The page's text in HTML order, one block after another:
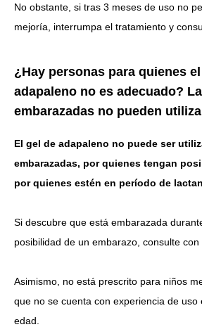
No obstante, si tras 3 meses de uso no
mejoría, interrumpa el tratamiento y
¿Hay personas para quienes
adapaleno no es adecuado?
embarazadas no pueden
El gel de adapaleno no puede ser
embarazadas, por quienes tengan
por quienes estén en período de
Si descubre que está embarazada
posibilidad de un embarazo, consulte con
Asimismo, no está prescrito para niños
que no se cuenta con experiencia de uso
edad.